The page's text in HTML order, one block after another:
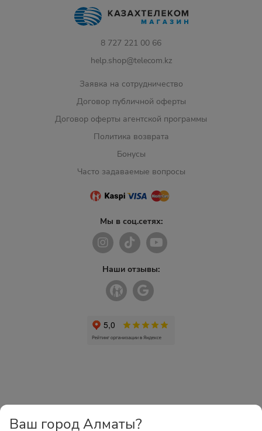
8 727 221 00 66
help.shop@telecom.kz
Заявка на сотрудничество
Договор публичной оферты
Договор оферты агентской программы
Политика возврата
Бонусы
Часто задаваемые вопросы
Мы в соц.сетях:
Наши отзывы:
Ваш город Алматы?